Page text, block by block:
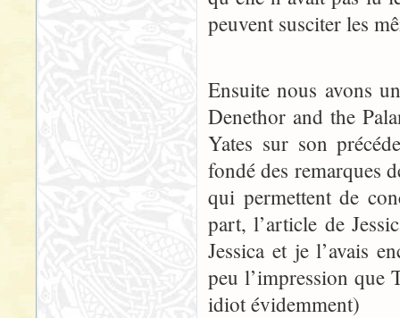
peuvent susciter les
Ensuite nous avons
Denethor and the
Yates sur son
fondé des remarques
qui permettent de
part, l’article de
Jessica et je l’avais
peu l’impression que
idiot évidemment)